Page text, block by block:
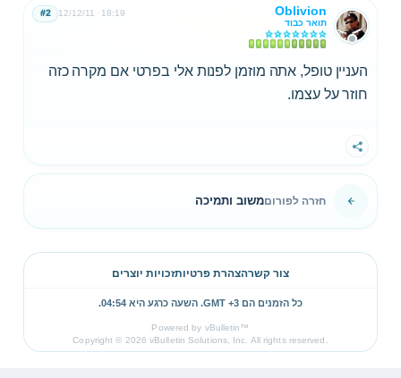
Oblivion
תואר כבוד
12/12/11 18:19
#2
העניין טופל, אתה מוזמן לפנות אלי בפרטי אם מקרה כזה
חוזר על עצמו.
שתף
חזרה לפורוםמשוב ותמיכה
צור קשרהצהרת פרטיותזכויות יוצרים
כל הזמנים הם GMT +3. השעה כרגע היא 04:54
.
Powered by vBulletin™
Copyright © 2026 vBulletin Solutions, Inc. All rights reserved.